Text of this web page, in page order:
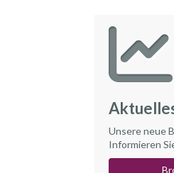
Unsere neue
Informieren